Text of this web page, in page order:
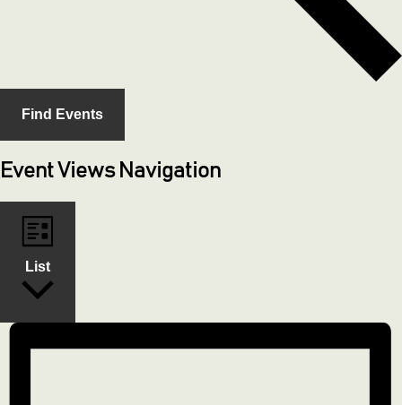
Find Events
Event Views Navigation
List